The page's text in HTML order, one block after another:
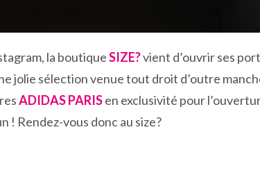
la boutiqueSIZE?vient d’ouvrir ses
jolie sélection venue tout droit d’outre
ADIDAS PARISen exclusivité pour
! Rendez-vous donc au size?